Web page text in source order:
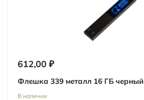
612,00 ₽
Флешка 339 металл 16 ГБ черный
В наличии